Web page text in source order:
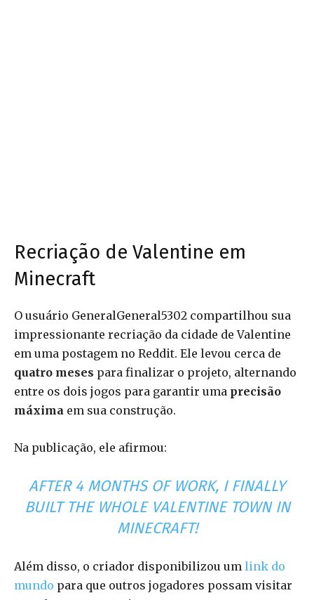
Recriação de Valentine em
Minecraft
O usuário GeneralGeneral5302 compartilhou sua
impressionante recriação da cidade de Valentine
em uma postagem no Reddit. Ele levou cerca de
quatro meses para finalizar o projeto, alternando
entre os dois jogos para garantir uma precisão
máxima em sua construção.
Na publicação, ele afirmou:
AFTER 4 MONTHS OF WORK, I FINALLY
BUILT THE WHOLE VALENTINE TOWN IN
MINECRAFT!
Além disso, o criador disponibilizou um link do
mundo para que outros jogadores possam visitar